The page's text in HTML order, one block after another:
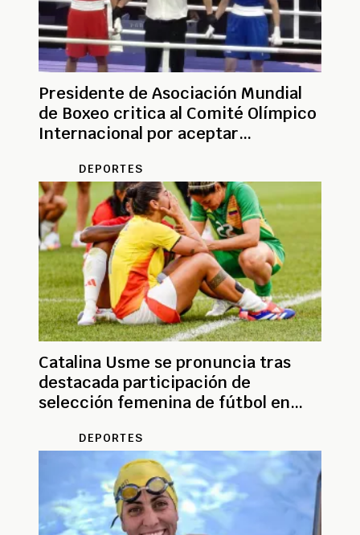
Presidente de Asociación Mundial
de Boxeo critica al Comité Olímpico
Internacional por aceptar
DEPORTES
Catalina Usme se pronuncia tras
destacada participación de
selección femenina de fútbol en
DEPORTES